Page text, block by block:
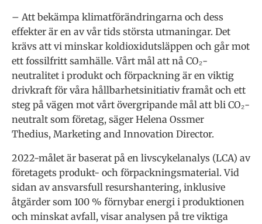
– Att bekämpa klimatförändringarna och dess
effekter är en av vår tids största utmaningar. Det
krävs att vi minskar koldioxidutsläppen och går mot
ett fossilfritt samhälle. Vårt mål att nå CO₂-
neutralitet i produkt och förpackning är en viktig
drivkraft för våra hållbarhetsinitiativ framåt och ett
steg på vägen mot vårt övergripande mål att bli CO₂-
neutralt som företag, säger Helena Ossmer
Thedius, Marketing and Innovation Director.
2022-målet är baserat på en livscykelanalys (LCA) av
företagets produkt- och förpackningsmaterial. Vid
sidan av ansvarsfull resurshantering, inklusive
åtgärder som 100 % förnybar energi i produktionen
och minskat avfall, visar analysen på tre viktiga